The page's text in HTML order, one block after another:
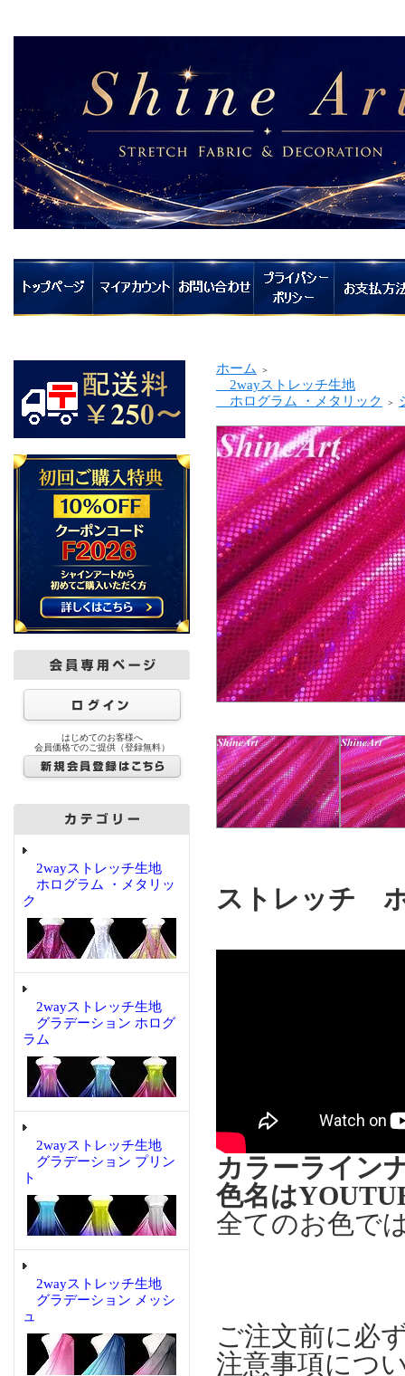
はじめてのお客様へ
会員価格でのご提供（登録無料）
2wayストレッチ生地
ホログラム ・メタリッ
ク
2wayストレッチ生地
グラデーション ホログ
ラム
2wayストレッチ生地
グラデーション プリン
ト
2wayストレッチ生地
グラデーション メッシ
ュ
ホーム ＞
2wayストレッチ生地
ホログラム ・メタリック
＞
ストレッチ
カラーライ
色名は
全てのお色で
ご注文前に必
注意事項につ